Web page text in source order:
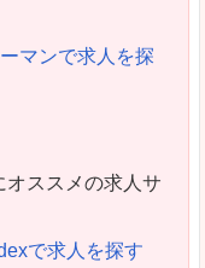
マンで求人を探
ススメの求人サ
で求人を探す